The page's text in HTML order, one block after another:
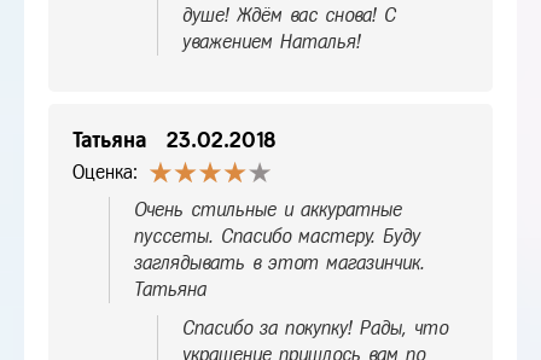
душе! Ждём вас снова! С
уважением Наталья!
Татьяна 23.02.2018
Оценка:
Очень стильные и аккуратные
пуссеты. Спасибо мастеру. Буду
заглядывать в этот магазинчик.
Татьяна
Спасибо за покупку! Рады, что
украшение пришлось вам по